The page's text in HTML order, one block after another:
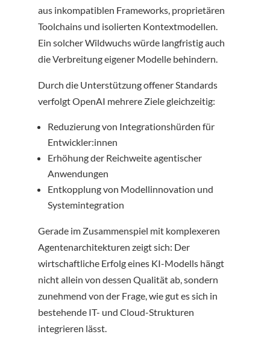
aus inkompatiblen Frameworks, proprietären
Toolchains und isolierten Kontextmodellen.
Ein solcher Wildwuchs würde langfristig auch
die Verbreitung eigener Modelle behindern.
Durch die Unterstützung offener Standards
verfolgt OpenAI mehrere Ziele gleichzeitig:
Reduzierung von Integrationshürden für
Entwickler:innen
Erhöhung der Reichweite agentischer
Anwendungen
Entkopplung von Modellinnovation und
Systemintegration
Gerade im Zusammenspiel mit komplexeren
Agentenarchitekturen zeigt sich: Der
wirtschaftliche Erfolg eines KI-Modells hängt
nicht allein von dessen Qualität ab, sondern
zunehmend von der Frage, wie gut es sich in
bestehende IT- und Cloud-Strukturen
integrieren lässt.